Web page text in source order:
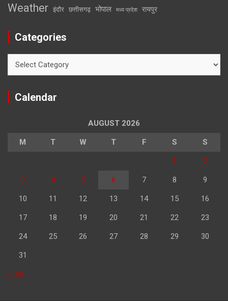
Weather इंदौर छत्तीसगढ़ भोपाल मध्य प्रदेश रायपुर
Categories
Calendar
AUGUST 2026
M T W T F S S
1 2
3 4 5 6 7 8 9
10 11 12 13 14 15 16
17 18 19 20 21 22 23
24 25 26 27 28 29 30
31
« Jul